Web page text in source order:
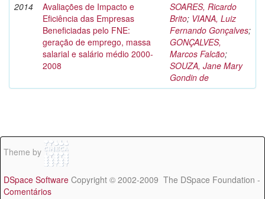
2014
Avaliações de Impacto e
Eficiência das Empresas
Beneficiadas pelo FNE:
geração de emprego, massa
salarial e salário médio 2000-
2008
SOARES, Ricardo
Brito; VIANA, Luiz
Fernando Gonçalves;
GONÇALVES,
Marcos Falcão;
SOUZA, Jane Mary
Gondin de
Theme by
DSpace Software Copyright © 2002-2009 The DSpace Foundation -
Comentários